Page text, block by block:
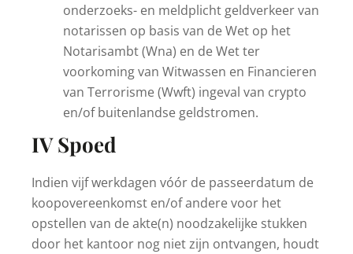
onderzoeks- en meldplicht geldverkeer van
notarissen op basis van de Wet op het
Notarisambt (Wna) en de Wet ter
voorkoming van Witwassen en Financieren
van Terrorisme (Wwft) ingeval van crypto
en/of buitenlandse geldstromen.
IV Spoed
Indien vijf werkdagen vóór de passeerdatum de
koopovereenkomst en/of andere voor het
opstellen van de akte(n) noodzakelijke stukken
door het kantoor nog niet zijn ontvangen, houdt